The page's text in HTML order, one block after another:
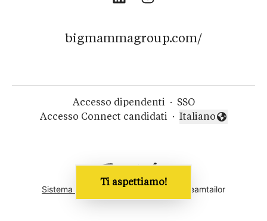
Ti aspettiamo!
bigmammagroup.com/
Accesso dipendenti · SSO
Accesso Connect candidati ·
Cambia lingua
Italiano
Sistema di tracking del candidato di Teamtailor